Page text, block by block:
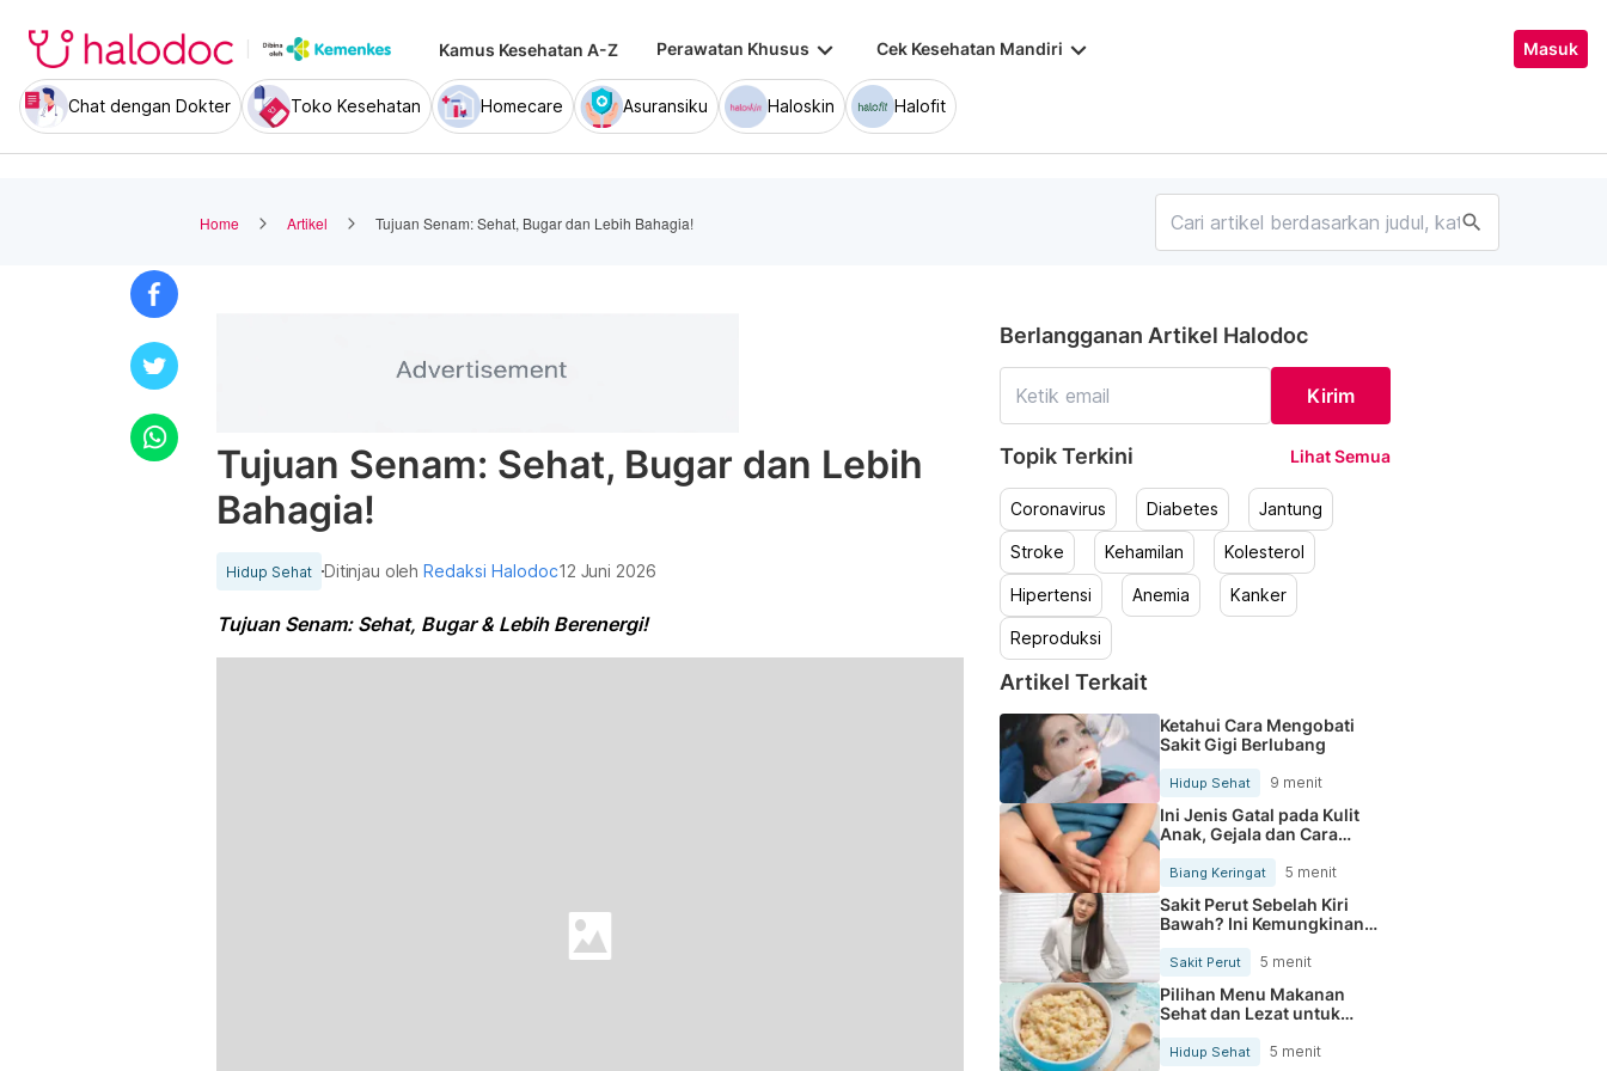
Kamus Kesehatan A-Z Perawatan Khusus keyboard_arrow_down Cek Kesehatan Mandiri keyboard_arrow_down Masuk
Chat dengan Dokter Toko Kesehatan Homecare Asuransiku Haloskin Halofit
Home Artikel Tujuan Senam: Sehat, Bugar dan Lebih Bahagia! search
Tujuan Senam: Sehat, Bugar dan Lebih
Bahagia!
Hidup Sehat Ditinjau olehRedaksi Halodoc12 Juni 2026
Tujuan Senam: Sehat, Bugar & Lebih Berenergi!
Berlangganan Artikel Halodoc
Kirim
Topik Terkini Lihat Semua
Coronavirus Diabetes Jantung
Stroke Kehamilan Kolesterol
Hipertensi Anemia Kanker
Reproduksi
Artikel Terkait
Ketahui Cara Mengobati
Sakit Gigi Berlubang
Hidup Sehat 9 menit
Ini Jenis Gatal pada Kulit
Anak, Gejala dan Cara
Mengobatinya
Biang Keringat 5 menit
Sakit Perut Sebelah Kiri
Bawah? Ini Kemungkinan
Sakit Perut 5 menit
Pilihan Menu Makanan
Sehat dan Lezat untuk
Mengurangi Kolesterol
Hidup Sehat 5 menit